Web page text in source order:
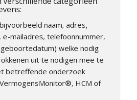
naam, adres,
e-mailadres, telefoonnummer,
welke nodig
uit te nodigen mee te
betreffende onderzoek
HCM of